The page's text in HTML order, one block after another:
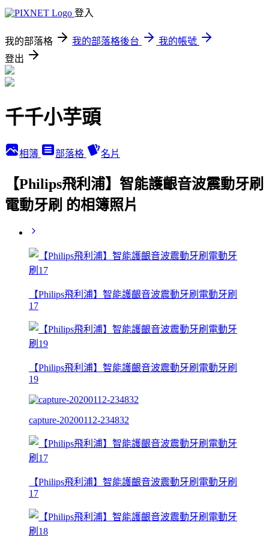
登入
我的部落格 我的部落格後台
我的帳號
登出
千千小芋頭
相簿 部落格 名片
【Philips飛利浦】智能護齦音波震動牙刷
電動牙刷 的相簿照片
【Philips飛利浦】智能護齦音波震動牙刷電動牙刷
17
【Philips飛利浦】智能護齦音波震動牙刷電動牙刷
19
capture-20200112-234832
【Philips飛利浦】智能護齦音波震動牙刷電動牙刷
17